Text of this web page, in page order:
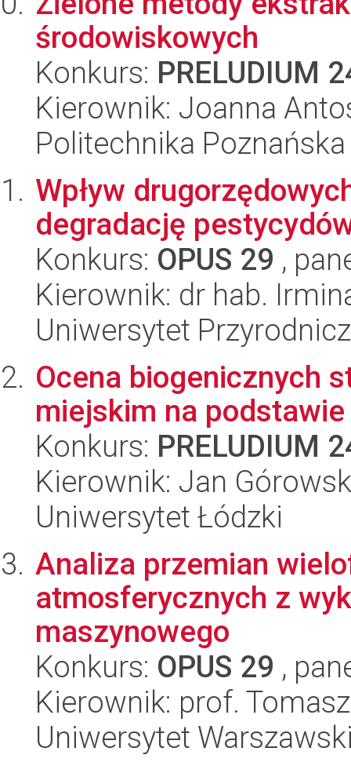
środowiskowych
Konkurs: PRELUDIUM
Kierownik: Joanna
Politechnika Poznańska
Wpływ
degradację
Konkurs: OPUS 29 ,
Kierownik: dr hab.
Uniwersytet
Ocena biogenicznych
miejskim na
Konkurs: PRELUDIUM
Kierownik: Jan
Uniwersytet Łódzki
Analiza przemian
atmosferycznych z
maszynowego
Konkurs: OPUS 29 ,
Kierownik: prof.
Uniwersytet